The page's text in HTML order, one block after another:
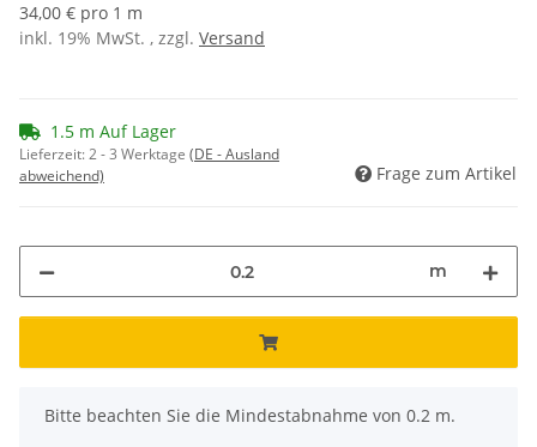
34,00 € pro 1 m
inkl. 19% MwSt. , zzgl. Versand
1.5 m Auf Lager
Lieferzeit:2 - 3 Werktage (DE - Ausland
abweichend)
Frage zum Artikel
m
x
Bitte beachten Sie die Mindestabnahme von 0.2 m.